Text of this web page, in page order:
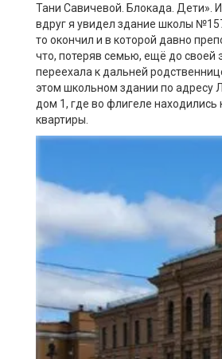
Тани Савичевой. Блокада. Дети».
вдруг я увидел здание школы
то окончил и в которой давно
что, потеряв семью, ещё до своей
переехала к дальней
этом школьном здании по адресу
дом 1, где во флигеле
квартиры.